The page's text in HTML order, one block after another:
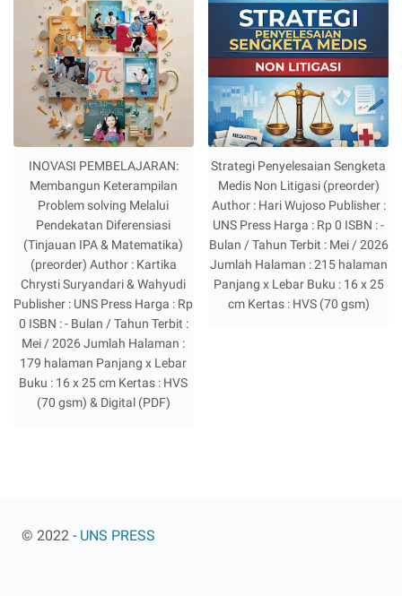
INOVASI PEMBELAJARAN:
Membangun Keterampilan
Problem solving Melalui
Pendekatan Diferensiasi
(Tinjauan IPA & Matematika)
(preorder) Author : Kartika
Chrysti Suryandari & Wahyudi
Publisher : UNS Press Harga : Rp
0 ISBN : - Bulan / Tahun Terbit :
Mei / 2026 Jumlah Halaman :
179 halaman Panjang x Lebar
Buku : 16 x 25 cm Kertas : HVS
(70 gsm) & Digital (PDF)
Strategi Penyelesaian Sengketa
Medis Non Litigasi (preorder)
Author : Hari Wujoso Publisher :
UNS Press Harga : Rp 0 ISBN : -
Bulan / Tahun Terbit : Mei / 2026
Jumlah Halaman : 215 halaman
Panjang x Lebar Buku : 16 x 25
cm Kertas : HVS (70 gsm)
© 2022 - UNS PRESS